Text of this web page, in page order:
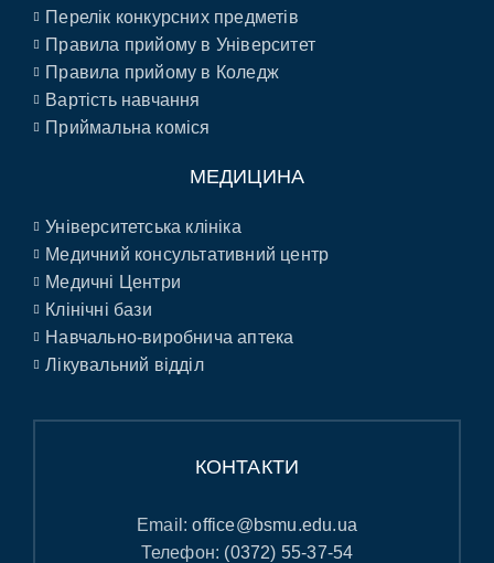
Перелік конкурсних предметів
Правила прийому в Університет
Правила прийому в Коледж
Вартість навчання
Приймальна коміся
МЕДИЦИНА
Університетська клініка
Медичний консультативний центр
Медичні Центри
Клінічні бази
Навчально-виробнича аптека
Лікувальний відділ
КОНТАКТИ
Email:office@bsmu.edu.ua
Телефон: (0372) 55-37-54